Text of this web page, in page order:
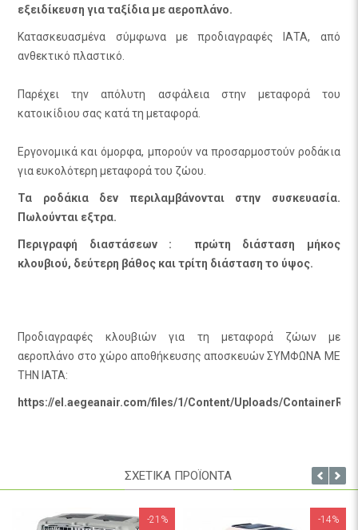
εξειδίκευση για ταξίδια με αεροπλάνο.
Κατασκευασμένα σύμφωνα με προδιαγραφές ΙΑΤΑ, από
ανθεκτικό πλαστικό.
Παρέχει την απόλυτη ασφάλεια στην μεταφορά του
κατοικίδιου σας κατά τη μεταφορά.
Εργονομικά και όμορφα, μπορούν να προσαρμοστούν ροδάκια
για ευκολότερη μεταφορά του ζώου.
Τα ροδάκια δεν περιλαμβάνονται στην συσκευασία.
Πωλούνται εξτρα.
Περιγραφή διαστάσεων : πρώτη διάσταση μήκος
κλουβιού, δεύτερη βάθος και τρίτη διάσταση το ύψος.
Προδιαγραφές κλουβιών για τη μεταφορά ζώων με
αεροπλάνο στο χώρο αποθήκευσης αποσκευών ΣΥΜΦΩΝΑ ΜΕ
ΤΗΝ IATA:
https://el.aegeanair.com/files/1/Content/Uploads/
ΣΧΕΤΙΚΑ ΠΡΟΪΟΝΤΑ
-21% -14%